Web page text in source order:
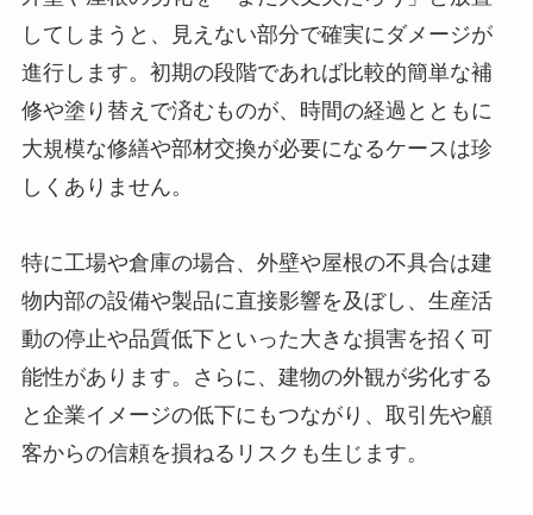
してしまうと、見えない部分で確実にダメージが
進行します。初期の段階であれば比較的簡単な補
修や塗り替えで済むものが、時間の経過とともに
大規模な修繕や部材交換が必要になるケースは珍
しくありません。
特に工場や倉庫の場合、外壁や屋根の不具合は建
物内部の設備や製品に直接影響を及ぼし、生産活
動の停止や品質低下といった大きな損害を招く可
能性があります。さらに、建物の外観が劣化する
と企業イメージの低下にもつながり、取引先や顧
客からの信頼を損ねるリスクも生じます。